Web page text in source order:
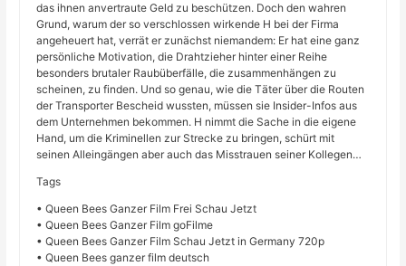
das ihnen anvertraute Geld zu beschützen. Doch den wahren
Grund, warum der so verschlossen wirkende H bei der Firma
angeheuert hat, verrät er zunächst niemandem: Er hat eine ganz
persönliche Motivation, die Drahtzieher hinter einer Reihe
besonders brutaler Raubüberfälle, die zusammenhängen zu
scheinen, zu finden. Und so genau, wie die Täter über die Routen
der Transporter Bescheid wussten, müssen sie Insider-Infos aus
dem Unternehmen bekommen. H nimmt die Sache in die eigene
Hand, um die Kriminellen zur Strecke zu bringen, schürt mit
seinen Alleingängen aber auch das Misstrauen seiner Kollegen…
Tags
• Queen Bees Ganzer Film Frei Schau Jetzt
• Queen Bees Ganzer Film goFilme
• Queen Bees Ganzer Film Schau Jetzt in Germany 720p
• Queen Bees ganzer film deutsch